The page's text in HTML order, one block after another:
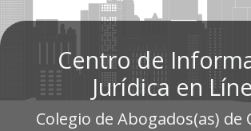
Centro de
Jurídica en
Colegio de Abogados(as) de